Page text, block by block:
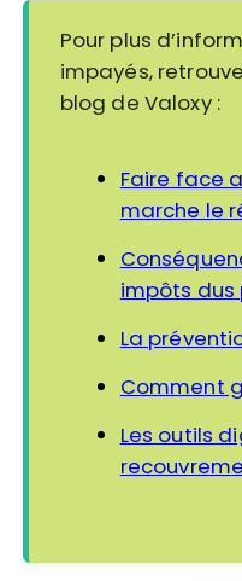
Pour plus
impayés,
blog de Valoxy :
Faire face
marche le
impôts dus
La
Comment
Les outils